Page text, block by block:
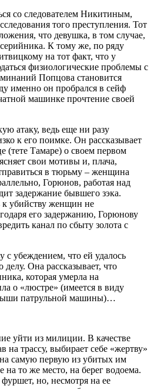
со следователем Никитиным,
того преступления. Тот
что девушка, в том случае,
К тому же, по ряду
на тот факт, что у
физиологические проблемы с
Попцова становится
именно он пробрался в сейф
машинке прочтение своей
атаку, ведь еще ни разу
к его поимке. Он рассказывает
(тете Тамаре) о своем первом
свои мотивы и, плача,
в тюрьму – женщина
Горюнов, работая над
задержание бывшего зэка.
к убийству женщин не
его задержанию, Горюнову
канал по сбыту золота с
с убеждением, что ей удалось
Она рассказывает, что
которая умерла на
о «люстре» (имеется в виду
патрульной машины)…
уйти из милиции. В качестве
на трассу, выбирает себе «жертву»
самую первую из убитых им
на то же место, на берег водоема.
но, несмотря на ее